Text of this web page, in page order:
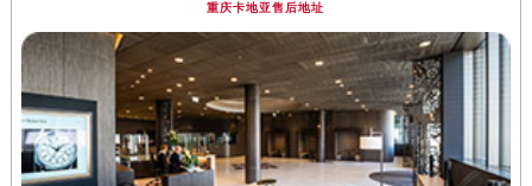
重庆卡地亚售后地址